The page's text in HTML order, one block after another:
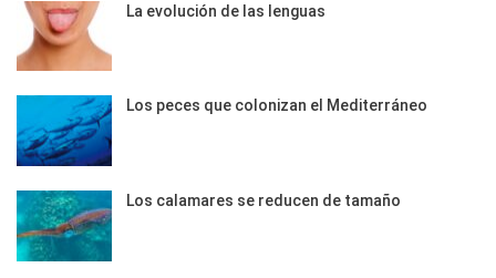
La evolución de las lenguas
Los peces que colonizan el Mediterráneo
Los calamares se reducen de tamaño